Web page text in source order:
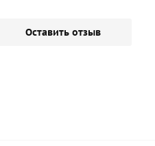
Оставить отзыв